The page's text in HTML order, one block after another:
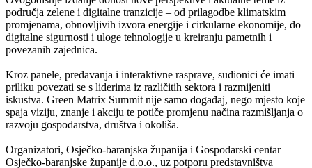
područja zelene i digitalne tranzicije – od prilagodbe klimatskim
promjenama, obnovljivih izvora energije i cirkularne ekonomije, do
digitalne sigurnosti i uloge tehnologije u kreiranju pametnih i
povezanih zajednica.
Kroz panele, predavanja i interaktivne rasprave, sudionici će imati
priliku povezati se s liderima iz različitih sektora i razmijeniti
iskustva. Green Matrix Summit nije samo događaj, nego mjesto koje
spaja viziju, znanje i akciju te potiče promjenu načina razmišljanja o
razvoju gospodarstva, društva i okoliša.
Organizatori, Osječko-baranjska županija i Gospodarski centar
Osječko-baranjske županije d.o.o., uz potporu predstavništva